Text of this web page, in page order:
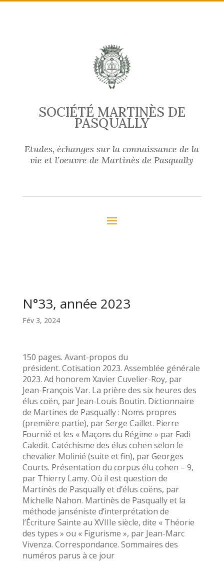
SOCIÉTÉ MARTINÈS DE
PASQUALLY
Etudes, échanges sur la connaissance de la
vie et l’oeuvre de Martinès de Pasqually
N°33, année 2023
Fév 3, 2024
150 pages. Avant-propos du
président. Cotisation 2023. Assemblée générale
2023. Ad honorem Xavier Cuvelier-Roy, par
Jean-François Var. La prière des six heures des
élus coën, par Jean-Louis Boutin. Dictionnaire
de Martines de Pasqually : Noms propres
(première partie), par Serge Caillet. Pierre
Fournié et les « Maçons du Régime » par Fadi
Caledit. Catéchisme des élus cohen selon le
chevalier Molinié (suite et fin), par Georges
Courts. Présentation du corpus élu cohen – 9,
par Thierry Lamy. Où il est question de
Martinès de Pasqually et d’élus coëns, par
Michelle Nahon. Martinès de Pasqually et la
méthode janséniste d’interprétation de
l’Écriture Sainte au XVIIIe siècle, dite « Théorie
des types » ou « Figurisme », par Jean-Marc
Vivenza. Correspondance. Sommaires des
numéros parus à ce jour